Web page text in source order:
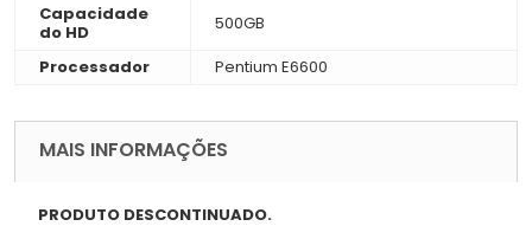
Capacidade
do HD
500GB
Processador
Pentium E6600
MAIS INFORMAÇÕES
PRODUTO DESCONTINUADO.